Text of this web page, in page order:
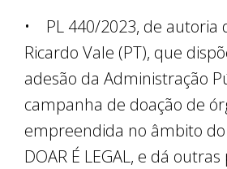
• PL 440/2023, de autoria
Ricardo Vale (PT), que
adesão da Administração
campanha de doação de
empreendida no âmbito
DOAR É LEGAL, e dá